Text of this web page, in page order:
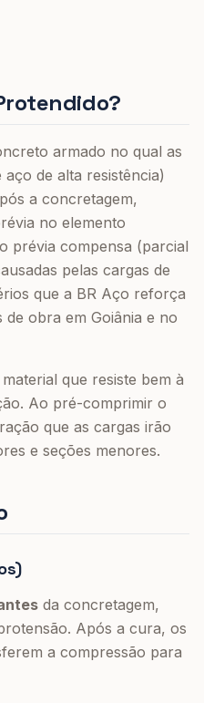
armado no qual as
de alta resistência)
a concretagem,
no elemento
prévia compensa (parcial
pelas cargas de
que a BR Aço reforça
obra em Goiânia e no
que resiste bem à
Ao pré-comprimir o
que as cargas irão
e seções menores.
da concretagem,
Após a cura, os
a compressão para